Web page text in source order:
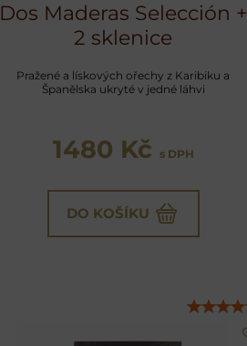
Dos Maderas Selección +
2 sklenice
Pražené a lískových ořechy z Karibiku a
Španělska ukryté v jedné láhvi
1480 Kč s DPH
DO KOŠÍKU